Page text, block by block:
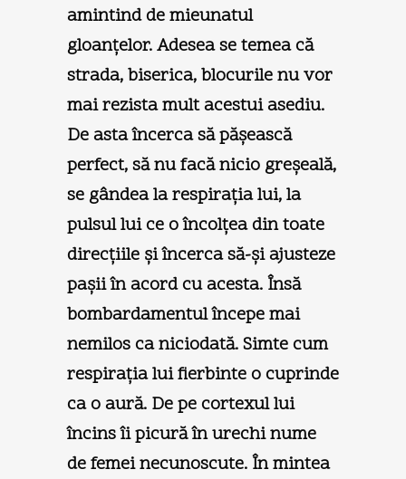
amintind de mieunatul
gloanţelor. Adesea se temea că
strada, biserica, blocurile nu vor
mai rezista mult acestui asediu.
De asta încerca să păşească
perfect, să nu facă nicio greşeală,
se gândea la respiraţia lui, la
pulsul lui ce o încolţea din toate
direcţiile şi încerca să-şi ajusteze
paşii în acord cu acesta. Însă
bombardamentul începe mai
nemilos ca niciodată. Simte cum
respiraţia lui fierbinte o cuprinde
ca o aură. De pe cortexul lui
încins îi picură în urechi nume
de femei necunoscute. În mintea